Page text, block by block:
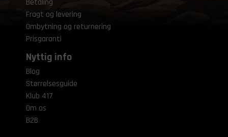
Betaling
Fragt og levering
Ombytning og returnering
Prisgaranti
Nyttig info
Blog
Størrelsesguide
Klub 417
Om os
B2B